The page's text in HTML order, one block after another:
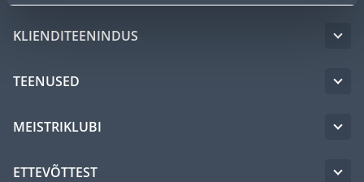
KLIENDITEENINDUS
TEENUSED
MEISTRIKLUBI
ETTEVÕTTEST